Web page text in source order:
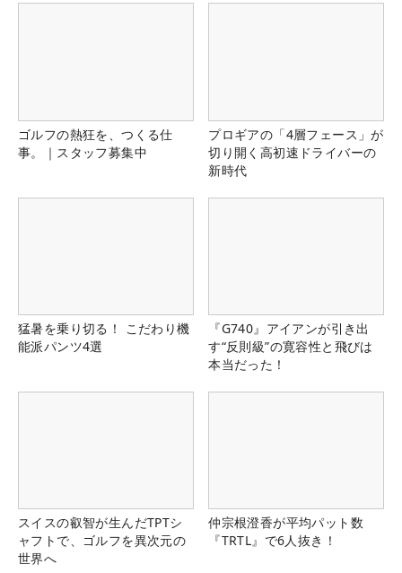
ゴルフの熱狂を、つくる仕
事。｜スタッフ募集中
プロギアの「4層フェース」が
切り開く高初速ドライバーの
新時代
猛暑を乗り切る！ こだわり機
能派パンツ4選
『G740』アイアンが引き出
す“反則級”の寛容性と飛びは
本当だった！
スイスの叡智が生んだTPTシ
ャフトで、ゴルフを異次元の
世界へ
仲宗根澄香が平均パット数
『TRTL』で6人抜き！